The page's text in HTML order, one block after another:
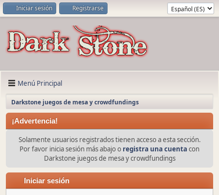
Iniciar sesión Registrarse
Menú Principal
Darkstone juegos de mesa y crowdfundings
¡Advertencia!
Solamente usuarios registrados tienen acceso a esta sección.
Por favor inicia sesión más abajo o registra una cuenta con
Darkstone juegos de mesa y crowdfundings
Iniciar sesión